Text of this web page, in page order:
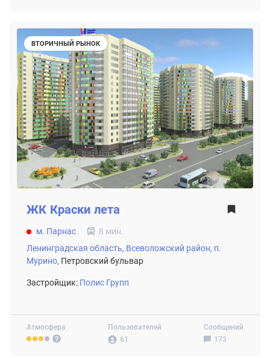
ВТОРИЧНЫЙ РЫНОК
Атмосфера
Пользователей
61
Сообщений
173
ЖК Краски лета
м. Парнас
8 мин.
Ленинградская область, Всеволожский район, п.
Мурино, Петровский бульвар
Застройщик: Полис Групп